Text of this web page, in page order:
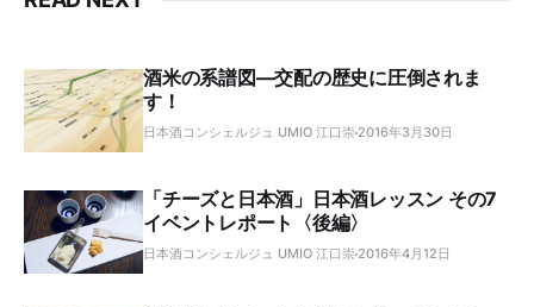
酒米の系譜図―交配の歴史に圧倒されま
す！
日本酒コンシェルジュ UMIO 江口崇 2016年3月30日
「チーズと日本酒」日本酒レッスン その7
イベントレポート〈後編〉
日本酒コンシェルジュ UMIO 江口崇 2016年4月12日